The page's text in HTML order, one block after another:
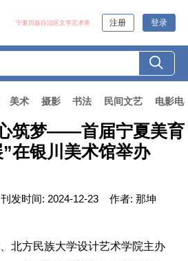
宁夏回族自治区文学艺术界 注册 登录
美术 摄影 书法 民间文艺 电影电
筑梦——首届宁夏美育
在银川美术馆举办
刊发时间: 2024-12-23 作者: 那坤
方民族大学设计艺术学院主办